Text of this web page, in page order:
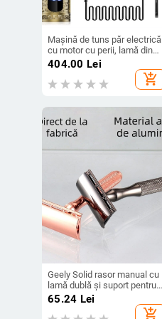
Mașină de tuns păr electrică
cu motor cu perii, lamă din
oțel inoxidabil, baterie
încorporată de 2000–4000
mAh, autonomie 3–6 ore
404.00 Lei
add_shopping_cart
Geely Solid rasor manual cu
lamă dublă și suport pentru
lamă, cutie cu 100 de bucăți
65.24 Lei
add_shopping_cart